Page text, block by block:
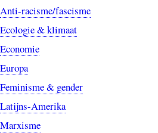
Anti-racisme/fascisme
Ecologie & klimaat
Economie
Europa
Feminisme & gender
Latijns-Amerika
Marxisme